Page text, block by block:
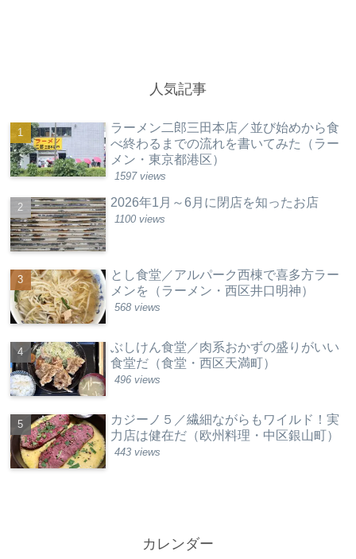
人気記事
ラーメン二郎三田本店／並び始めから食
べ終わるまでの流れを書いてみた（ラー
メン・東京都港区）
1597 views
2026年1月～6月に閉店を知ったお店
1100 views
とし食堂／アルパーク西棟で喜多方ラー
メンを（ラーメン・西区井口明神）
568 views
ぶしけん食堂／肉系おかずの盛りがいい
食堂だ（食堂・西区天満町）
496 views
カジーノ５／繊細ながらもワイルド！実
力店は健在だ（欧州料理・中区銀山町）
443 views
カレンダー